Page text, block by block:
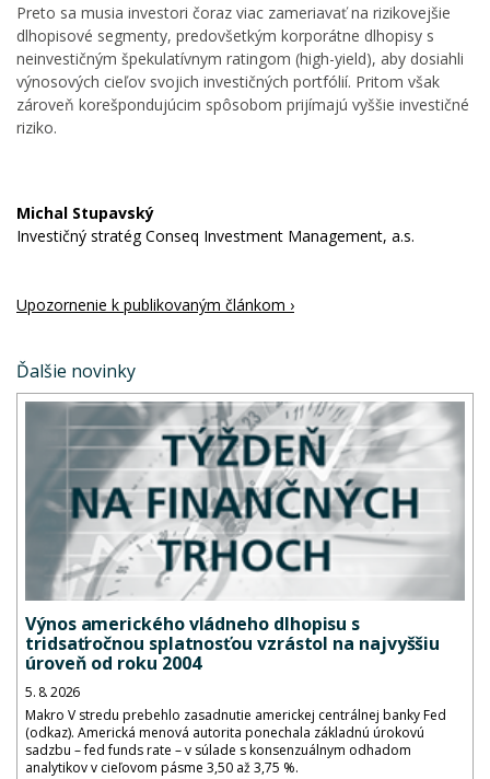
Preto sa musia investori čoraz viac zameriavať na rizikovejšie
dlhopisové segmenty, predovšetkým korporátne dlhopisy s
neinvestičným špekulatívnym ratingom (high-yield), aby dosiahli
výnosových cieľov svojich investičných portfólií. Pritom však
zároveň korešpondujúcim spôsobom prijímajú vyššie investičné
riziko.
Michal Stupavský
Investičný stratég Conseq Investment Management, a.s.
Upozornenie k publikovaným článkom ›
Ďalšie novinky
Výnos amerického vládneho dlhopisu s
tridsaťročnou splatnosťou vzrástol na najvyššiu
úroveň od roku 2004
5. 8. 2026
Makro V stredu prebehlo zasadnutie americkej centrálnej banky Fed
(odkaz). Americká menová autorita ponechala základnú úrokovú
sadzbu – fed funds rate – v súlade s konsenzuálnym odhadom
analytikov v cieľovom pásme 3,50 až 3,75 %.